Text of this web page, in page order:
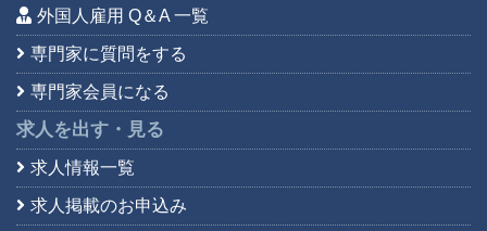
外国人雇用 Q＆A 一覧
専門家に質問をする
専門家会員になる
求人を出す・見る
求人情報一覧
求人掲載のお申込み